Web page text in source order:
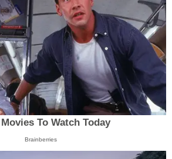
To Watch Today
Brainberries